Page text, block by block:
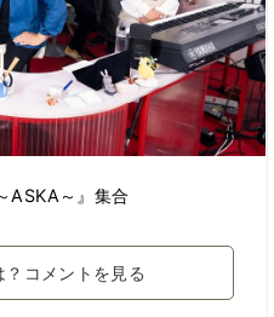
ASKA～』集合
コメントを見る